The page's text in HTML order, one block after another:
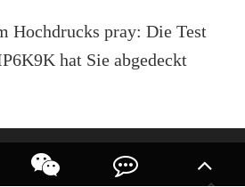
Hochdrucks pray: Die Test
hat Sie abgedeckt